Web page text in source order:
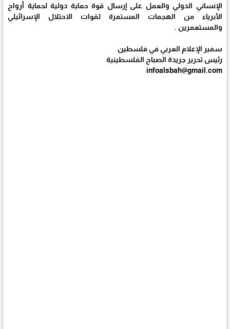
الإنساني الدولي والعمل على إرسال قوة حماية دولية لحماية أرواح
الأبرياء من الهجمات المستمرة لقوات الاحتلال الإسرائيلي
والمستعمرين .
سفير الإعلام العربي في فلسطين
رئيس تحرير جريدة الصباح الفلسطينية
infoalsbah@gmail.com